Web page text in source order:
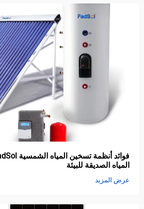
المياه الصديقة للبيئة
عرض المزيد